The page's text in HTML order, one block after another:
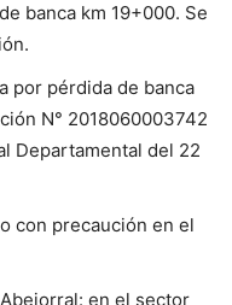
banca km 19+000. Se
por pérdida de banca
N° 2018060003742
Departamental del 22
con precaución en el
en el sector